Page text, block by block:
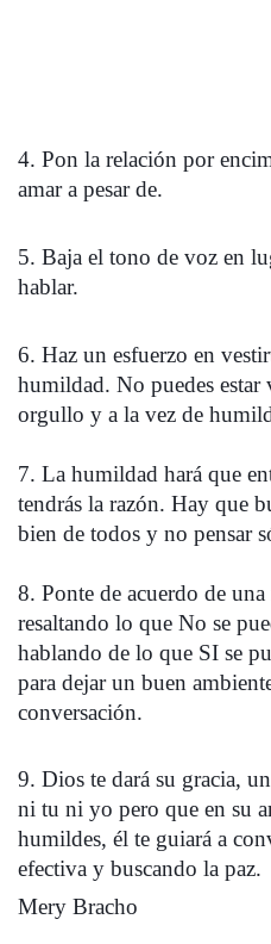
4. Pon la relación por
amar a pesar de.
5. Baja el tono de voz en
hablar.
6. Haz un esfuerzo en
humildad. No puedes estar
orgullo y a la vez de
7. La humildad hará que
tendrás la razón. Hay que
bien de todos y no pensar
8. Ponte de acuerdo de
resaltando lo que No se
hablando de lo que SI se
para dejar un buen
conversación.
9. Dios te dará su gracia,
ni tu ni yo pero que en su
humildes, él te guiará a
efectiva y buscando la paz.
Mery Bracho